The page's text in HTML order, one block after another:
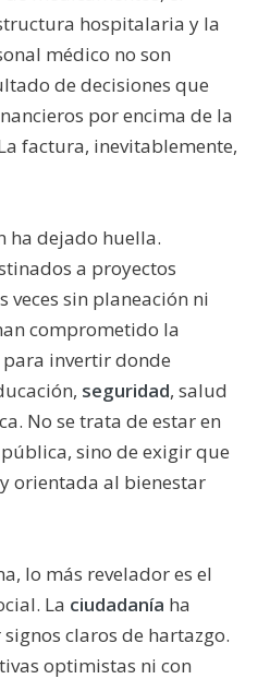
hospitalaria y la
médico no son
de decisiones que
por encima de la
factura, inevitablemente,
ha dejado huella.
a proyectos
veces sin planeación ni
comprometido la
invertir donde
seguridad, salud
No se trata de estar en
sino de exigir que
orientada al bienestar
lo más revelador es el
La ciudadanía ha
claros de hartazgo.
optimistas ni con